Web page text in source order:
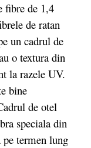
fibre de 1,4
de ratan
un cadrul de
o textura din
la razele UV.
bine
de otel
speciala din
termen lung